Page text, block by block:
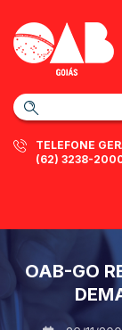
TELEFONE
(62) 3238-
OAB-GO